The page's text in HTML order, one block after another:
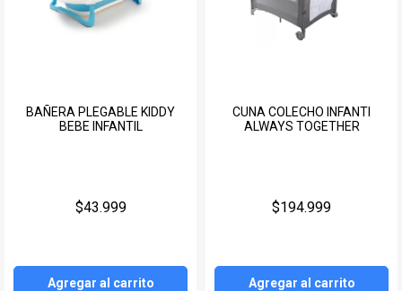
BAÑERA PLEGABLE KIDDY
BEBE INFANTIL
$43.999
Agregar al carrito
CUNA COLECHO INFANTI
ALWAYS TOGETHER
$194.999
Agregar al carrito